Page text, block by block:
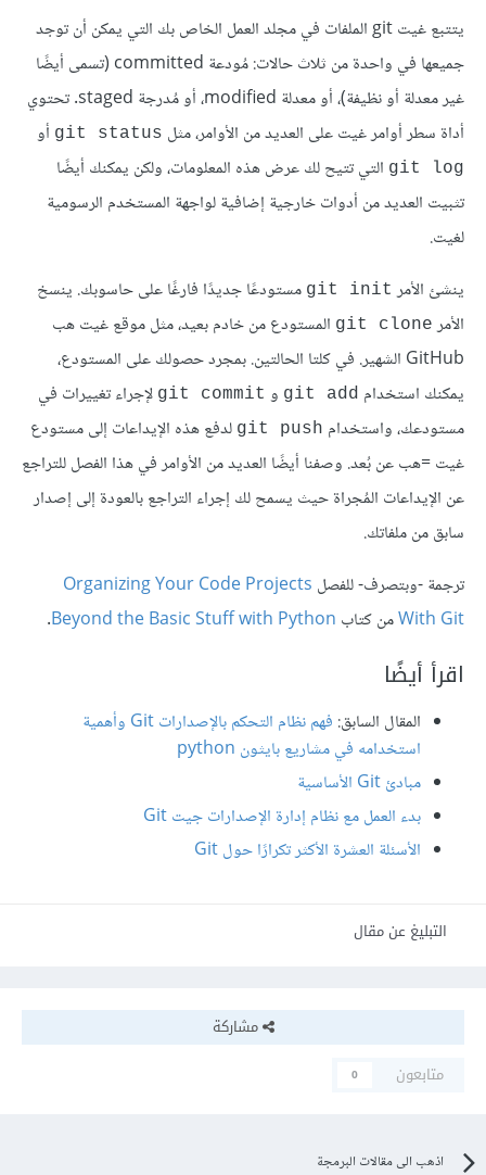
يتتبع غيت git الملفات في مجلد العمل الخاص بك التي يمكن أن توجد
جميعها في واحدة من ثلاث حالات: مُودعة committed (تسمى أيضًا
غير معدلة أو نظيفة)، أو معدلة modified، أو مُدرجة staged. تحتوي
أداة سطر أوامر غيت على العديد من الأوامر، مثل git status أو
git log التي تتيح لك عرض هذه المعلومات، ولكن يمكنك أيضًا
تثبيت العديد من أدوات خارجية إضافية لواجهة المستخدم الرسومية
لغيت.
ينشئ الأمر git init مستودعًا جديدًا فارغًا على حاسوبك. ينسخ
الأمر git clone المستودع من خادم بعيد، مثل موقع غيت هب
GitHub الشهير. في كلتا الحالتين. بمجرد حصولك على المستودع،
يمكنك استخدام git add و git commit لإجراء تغييرات في
مستودعك، واستخدام git push لدفع هذه الإيداعات إلى مستودع
غيت =هب عن بُعد. وصفنا أيضًا العديد من الأوامر في هذا الفصل للتراجع
عن الإيداعات المُجراة حيث يسمح لك إجراء التراجع بالعودة إلى إصدار
سابق من ملفاتك.
ترجمة -وبتصرف- للفصل Organizing Your Code Projects
With Gitمن كتاب Beyond the Basic Stuff with Python
.
اقرأ أيضًا
المقال السابق:
فهم نظام التحكم بالإصدارات Git وأهمية
استخدامه في مشاريع بايثون python
مبادئ Git الأساسية
بدء العمل مع نظام إدارة الإصدارات جيت Git
الأسئلة العشرة الأكثر تكرارًا حول Git
التبليغ عن مقال
مشاركة
متابعون
0
اذهب الى مقالات البرمجة